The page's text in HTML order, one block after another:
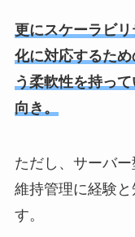
更にスケーラビ
化に対応するた
う柔軟性を持っ
向き。
ただし、サーバー
維持管理に経験
す。